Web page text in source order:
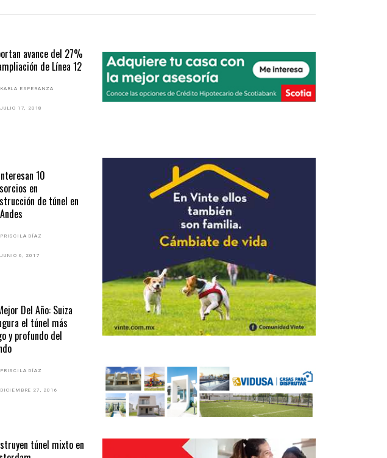
avance del 27%
de Línea 12
KARLA ESPERANZA
JULIO 17, 2018
10
en
de túnel en
PRISCILA DÍAZ
JUNIO 6, 2017
Del Año: Suiza
el túnel más
y profundo del
PRISCILA DÍAZ
DICIEMBRE 27, 2016
túnel mixto en